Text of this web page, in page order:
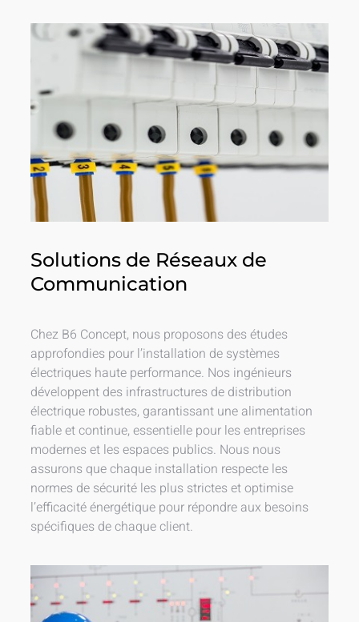
Solutions de Réseaux de
Communication
Chez B6 Concept, nous proposons des études
approfondies pour l’installation de systèmes
électriques haute performance. Nos ingénieurs
développent des infrastructures de distribution
électrique robustes, garantissant une alimentation
fiable et continue, essentielle pour les entreprises
modernes et les espaces publics. Nous nous
assurons que chaque installation respecte les
normes de sécurité les plus strictes et optimise
l’efficacité énergétique pour répondre aux besoins
spécifiques de chaque client.